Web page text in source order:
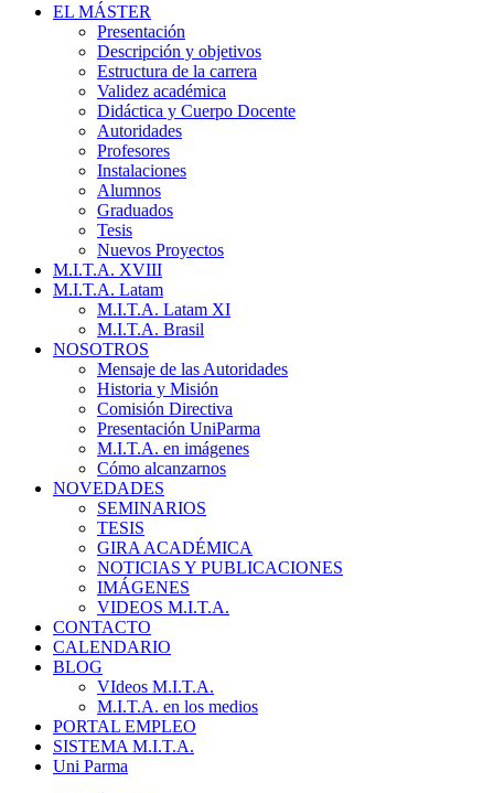
Close
EL MÁSTER
Presentación
Descripción y objetivos
Estructura de la carrera
Validez académica
Didáctica y Cuerpo Docente
Autoridades
Profesores
Instalaciones
Alumnos
Graduados
Tesis
Nuevos Proyectos
M.I.T.A. XVIII
M.I.T.A. Latam
M.I.T.A. Latam XI
M.I.T.A. Brasil
NOSOTROS
Mensaje de las Autoridades
Historia y Misión
Comisión Directiva
Presentación UniParma
M.I.T.A. en imágenes
Cómo alcanzarnos
NOVEDADES
SEMINARIOS
TESIS
GIRA ACADÉMICA
NOTICIAS Y PUBLICACIONES
IMÁGENES
VIDEOS M.I.T.A.
CONTACTO
CALENDARIO
BLOG
VIdeos M.I.T.A.
M.I.T.A. en los medios
PORTAL EMPLEO
SISTEMA M.I.T.A.
Uni Parma